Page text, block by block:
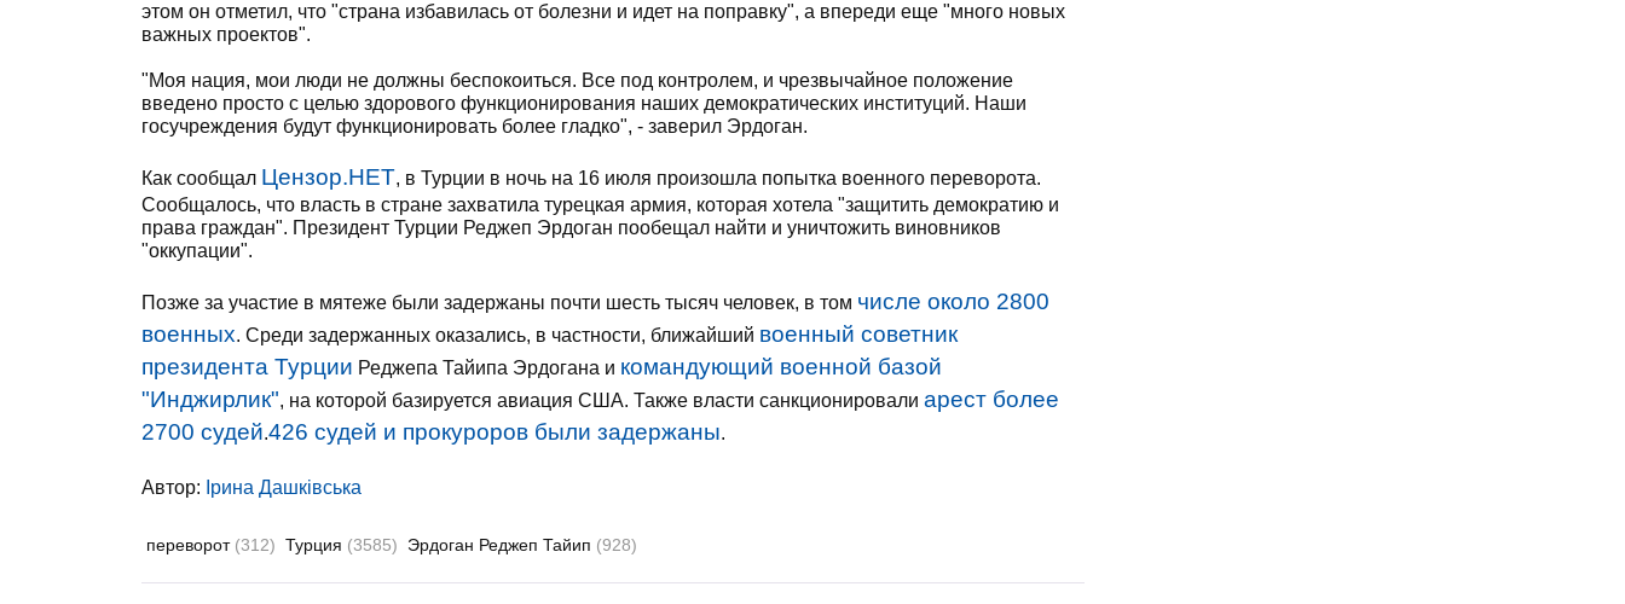
этом он отметил, что "страна избавилась от болезни и идет на поправку", а впереди еще "много новых
важных проектов".
"Моя нация, мои люди не должны беспокоиться. Все под контролем, и чрезвычайное положение
введено просто с целью здорового функционирования наших демократических институций. Наши
госучреждения будут функционировать более гладко", - заверил Эрдоган.
Как сообщал Цензор.НЕТ, в Турции в ночь на 16 июля произошла попытка военного переворота.
Сообщалось, что власть в стране захватила турецкая армия, которая хотела "защитить демократию и
права граждан". Президент Турции Реджеп Эрдоган пообещал найти и уничтожить виновников
"оккупации".
Позже за участие в мятеже были задержаны почти шесть тысяч человек, в том числе около 2800
военных. Среди задержанных оказались, в частности, ближайший военный советник
президента Турции Реджепа Тайипа Эрдогана и командующий военной базой
"Инджирлик", на которой базируется авиация США. Также власти санкционировали арест более
2700 судей.426 судей и прокуроров были задержаны.
Автор: Ірина Дашківська
переворот (312) Турция (3585) Эрдоган Реджеп Тайип (928)